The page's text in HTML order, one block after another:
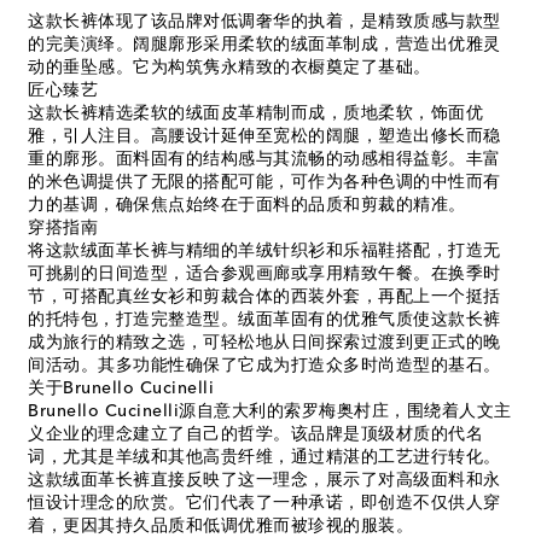
这款长裤体现了该品牌对低调奢华的执着，是精致质感与款型
的完美演绎。阔腿廓形采用柔软的绒面革制成，营造出优雅灵
动的垂坠感。它为构筑隽永精致的衣橱奠定了基础。
匠心臻艺
这款长裤精选柔软的绒面皮革精制而成，质地柔软，饰面优
雅，引人注目。高腰设计延伸至宽松的阔腿，塑造出修长而稳
重的廓形。面料固有的结构感与其流畅的动感相得益彰。丰富
的米色调提供了无限的搭配可能，可作为各种色调的中性而有
力的基调，确保焦点始终在于面料的品质和剪裁的精准。
穿搭指南
将这款绒面革长裤与精细的羊绒针织衫和乐福鞋搭配，打造无
可挑剔的日间造型，适合参观画廊或享用精致午餐。在换季时
节，可搭配真丝女衫和剪裁合体的西装外套，再配上一个挺括
的托特包，打造完整造型。绒面革固有的优雅气质使这款长裤
成为旅行的精致之选，可轻松地从日间探索过渡到更正式的晚
间活动。其多功能性确保了它成为打造众多时尚造型的基石。
关于Brunello Cucinelli
Brunello Cucinelli源自意大利的索罗梅奥村庄，围绕着人文主
义企业的理念建立了自己的哲学。该品牌是顶级材质的代名
词，尤其是羊绒和其他高贵纤维，通过精湛的工艺进行转化。
这款绒面革长裤直接反映了这一理念，展示了对高级面料和永
恒设计理念的欣赏。它们代表了一种承诺，即创造不仅供人穿
着，更因其持久品质和低调优雅而被珍视的服装。